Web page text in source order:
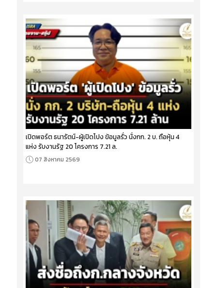
เปิดพอร์ต ธนารัตน์-ผู้เปิดโปง ข้อมูลรั่ว นั่งกก. 2 บ. ถือหุ้น 4
แห่ง รับงานรัฐ 20 โครงการ 7.21 ล.
07 สิงหาคม 2569